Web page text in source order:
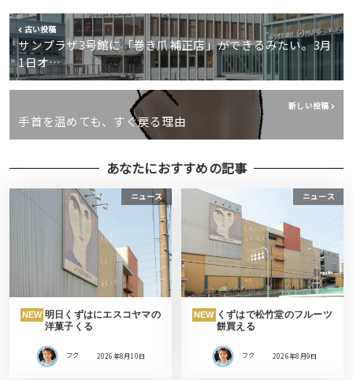
古い投稿
サンプラザ3号館に「巻き爪補正店」ができるみたい。3月
1日オ…
新しい投稿
手首を温めても、すぐ戻る理由
あなたにおすすめの記事
ニュース
NEW 明日くずはにエスコヤマの
洋菓子くる
フク 2026年8月10日
ニュース
NEW くずはで松竹堂のフルーツ
餅買える
フク 2026年8月9日